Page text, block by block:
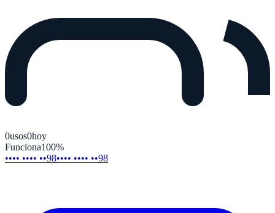
0usos0hoy
Funciona100%
•••• •••• ••98•••• •••• ••98